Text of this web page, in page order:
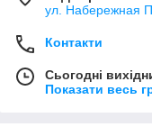
ул. Набережная
Контакти
Сьогодні
Показати весь